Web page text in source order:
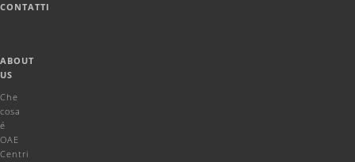
CONTATTI
ABOUT
US
Che
cosa
é
OAE
Centri